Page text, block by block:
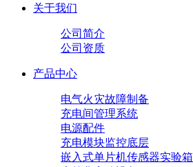
关于我们
公司简介
公司资质
产品中心
电气火灾故障制备
充电间管理系统
电源配件
充电模块监控底层
嵌入式单片机传感器实验箱